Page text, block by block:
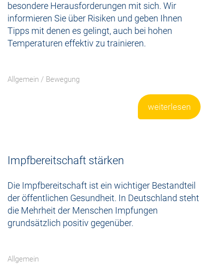
besondere Herausforderungen mit sich. Wir
informieren Sie über Risiken und geben Ihnen
Tipps mit denen es gelingt, auch bei hohen
Temperaturen effektiv zu trainieren.
Allgemein / Bewegung
weiterlesen
Impfbereitschaft stärken
Die Impfbereitschaft ist ein wichtiger Bestandteil
der öffentlichen Gesundheit. In Deutschland steht
die Mehrheit der Menschen Impfungen
grundsätzlich positiv gegenüber.
Allgemein